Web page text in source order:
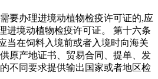
要办理进境动植物检疫许可证的,应
进境动植物检疫许可证。 第十六条
当在饲料入境前或者入境时向海关
原产地证书、贸易合同、提单、发
不同要求提供输出国家或者地区检